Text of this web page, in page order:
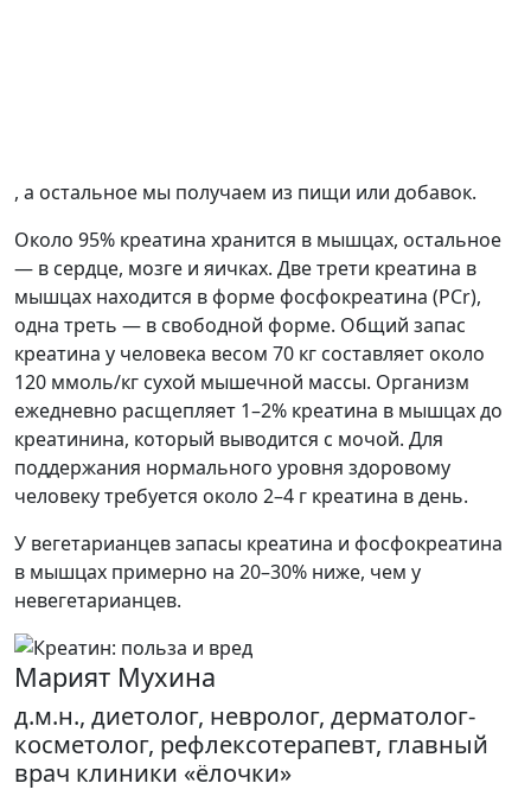
, а остальное мы получаем из пищи или добавок.
Около 95% креатина хранится в мышцах, остальное
— в сердце, мозге и яичках. Две трети креатина в
мышцах находится в форме фосфокреатина (PCr),
одна треть — в свободной форме. Общий запас
креатина у человека весом 70 кг составляет около
120 ммоль/кг сухой мышечной массы. Организм
ежедневно расщепляет 1–2% креатина в мышцах до
креатинина, который выводится с мочой. Для
поддержания нормального уровня здоровому
человеку требуется около 2–4 г креатина в день.
У вегетарианцев запасы креатина и фосфокреатина
в мышцах примерно на 20–30% ниже, чем у
невегетарианцев.
Марият Мухина
д.м.н., диетолог, невролог, дерматолог-
косметолог, рефлексотерапевт, главный
врач клиники «ёлочки»